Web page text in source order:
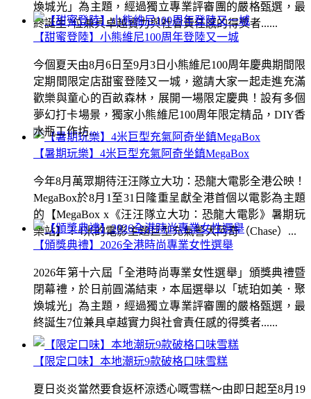
煥城光」為主題，經過獨立專業評審團的嚴格甄選，最
終誕生7位兼具卓越實力與社會責任感的得獎者......
【暑期玩樂】4米巨型充氣阿奇坐鎮MegaBox
今年8月萬眾期待汪汪隊立大功：恐龍大電影全港公映！
MegaBox於8月1至31日隆重呈獻全港首個以電影為主題
的【MegaBox x《汪汪隊立大功：恐龍大電影》暑期玩
樂站】！4米的電影主題巨型充氣警犬阿奇（Chase）...
【限定口味】本地潮玩9款破格口味雪糕
夏日炎炎當然要食返杯涼透心嘅雪糕～由即日起至8月19
【甜蜜登陸】小熊維尼100周年登陸又一城
今個夏天由8月6日至9月3日小熊維尼100周年慶典期間限
定期間限定店甜蜜登陸又一城，邀請大家一起走進充滿
歡樂與童心的百畝森林，展開一場限定慶典！設有多個
夢幻打卡場景，獨家小熊維尼100周年限定精品，DIY香
水瓶工作坊...
【頒獎典禮】2026全港時尚專業女性選舉
2026年第十六屆「全港時尚專業女性選舉」頒獎典禮暨
閉幕禮，於日前圓滿結束，本屆選舉以「琥珀如美．聚
煥城光」為主題，經過獨立專業評審團的嚴格甄選，最
終誕生7位兼具卓越實力與社會責任感的得獎者......